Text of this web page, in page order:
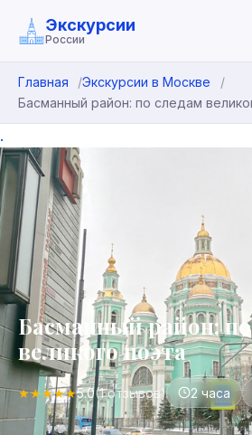
Экскурсии
России
Главная
Экскурсии в Москве
Басманный район: по следам
.
Басманный район: по
великого поэта
★★★★★5.0(1 отзывов) 2 часа